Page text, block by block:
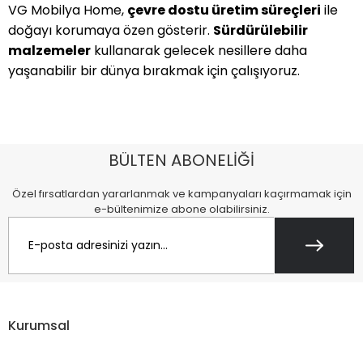
VG Mobilya Home, çevre dostu üretim süreçleri ile
doğayı korumaya özen gösterir. Sürdürülebilir
malzemeler kullanarak gelecek nesillere daha
yaşanabilir bir dünya bırakmak için çalışıyoruz.
BÜLTEN ABONELİĞİ
Özel fırsatlardan yararlanmak ve kampanyaları kaçırmamak için
e-bültenimize abone olabilirsiniz.
Kurumsal